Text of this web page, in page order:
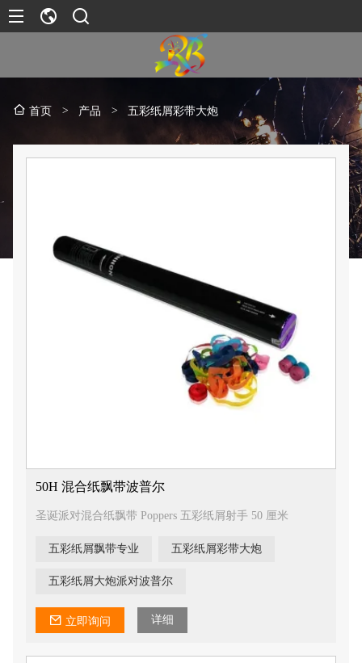
首页 > 产品 > 五彩纸屑彩带大炮
50H 混合纸飘带波普尔
圣诞派对混合纸飘带 Poppers 五彩纸屑射手 50 厘米
五彩纸屑飘带专业 五彩纸屑彩带大炮
五彩纸屑大炮派对波普尔
立即询问 详细